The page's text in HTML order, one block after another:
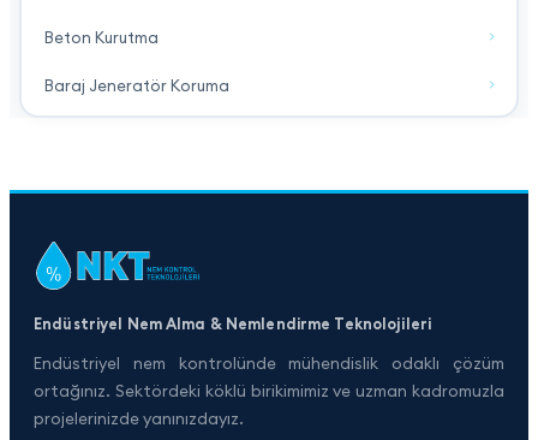
Beton Kurutma
Baraj Jeneratör Koruma
Endüstriyel Nem Alma & Nemlendirme Teknolojileri
Endüstriyel nem kontrolünde mühendislik odaklı çözüm
ortağınız. Sektördeki köklü birikimimiz ve uzman kadromuzla
projelerinizde yanınızdayız.